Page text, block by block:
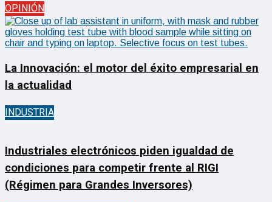
OPINIÓN
La Innovación: el motor del éxito empresarial en
la actualidad
INDUSTRIA
Industriales electrónicos piden igualdad de
condiciones para competir frente al RIGI
(Régimen para Grandes Inversores)